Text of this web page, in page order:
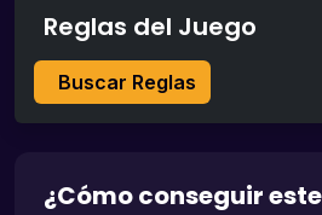
Reglas del Juego
Buscar Reglas
¿Cómo conseguir